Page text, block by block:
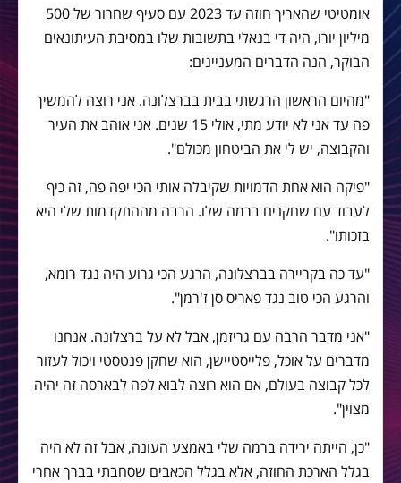
אומטיטי שהאריך חוזה עד 2023 עם סעיף שחרור של 500
מיליון יורו, היה די בנאלי בתשובות שלו במסיבת העיתונאים
הבוקר, הנה הדברים המעניינים:
"מהיום הראשון הרגשתי בבית בברצלונה. אני רוצה להמשיך
פה עד אני לא יודע מתי, אולי 15 שנים. אני אוהב את העיר
והקבוצה, יש לי את הביטחון מכולם".
"פיקה הוא אחת הדמויות שקיבלה אותי הכי יפה פה, זה כיף
לעבוד עם שחקנים ברמה שלו. הרבה מההתקדמות שלי היא
בזכותו".
"עד כה בקריירה בברצלונה, הרגע הכי גרוע היה נגד רומא,
והרגע הכי טוב נגד פאריס סן ז'רמן".
"אני מדבר הרבה עם גריזמן, אבל לא על ברצלונה. אנחנו
מדברים על אוכל, פלייסטיישן, הוא שחקן פנטסטי ויכול לעזור
לכל קבוצה בעולם, אם הוא רוצה לבוא לפה לבארסה זה יהיה
מצוין".
"כן, הייתה ירידה ברמה שלי באמצע העונה, אבל זה לא היה
בגלל הארכת החוזה, אלא בגלל הכאבים שסחבתי בברך אחרי